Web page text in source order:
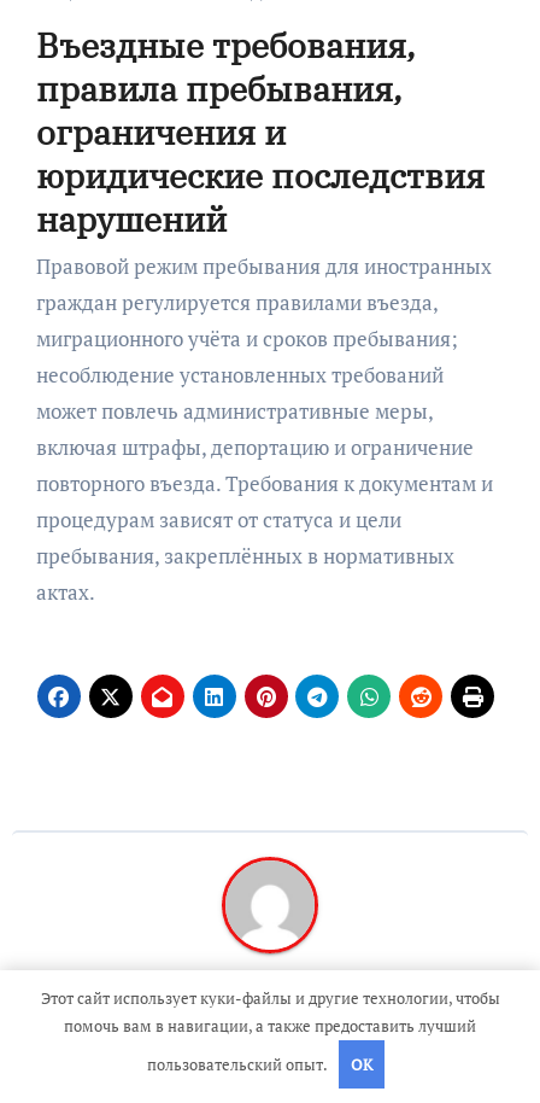
Въездные требования,
правила пребывания,
ограничения и
юридические последствия
нарушений
Правовой режим пребывания для иностранных
граждан регулируется правилами въезда,
миграционного учёта и сроков пребывания;
несоблюдение установленных требований
может повлечь административные меры,
включая штрафы, депортацию и ограничение
повторного въезда. Требования к документам и
процедурам зависят от статуса и цели
пребывания, закреплённых в нормативных
актах.
Bytravelbox27_
Этот сайт использует куки-файлы и другие технологии, чтобы
помочь вам в навигации, а также предоставить лучший
пользовательский опыт.
OK